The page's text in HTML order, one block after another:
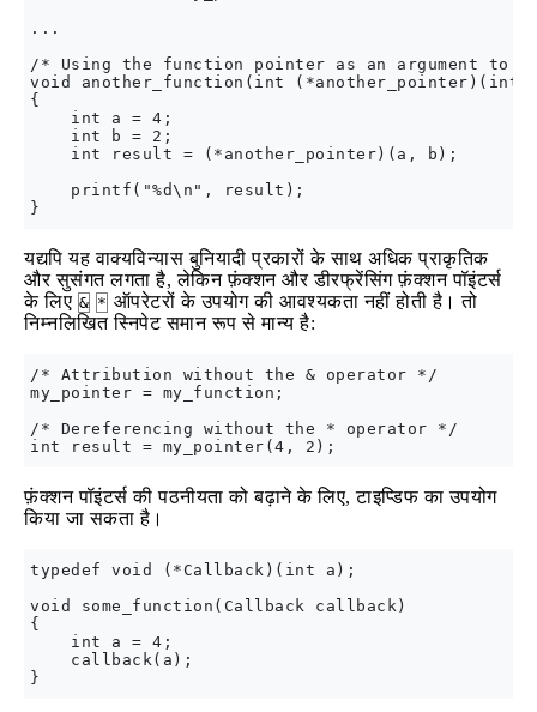
...
/* Using the function pointer as an argument to
void another_function(int
{
    int a = 4;
    int b = 2;
    int result = (*another_pointer)(a, b);
    printf("%d\n", result);
यद्यपि यह वाक्यविन्यास बुनियादी प्रकारों के साथ अधिक प्राकृतिक
और सुसंगत लगता है, लेकिन फ़ंक्शन और डीरफ्रेंसिंग फ़ंक्शन पॉइंटर्स
के लिए & * ऑपरेटरों के उपयोग की आवश्यकता नहीं होती है। तो
निम्नलिखित स्निपेट समान रूप से मान्य है:
/* Attribution without the & operator */
my_pointer = my_function;
/* Dereferencing without the * operator */
फ़ंक्शन पॉइंटर्स की पठनीयता को बढ़ाने के लिए, टाइप्डिफ का उपयोग
किया जा सकता है।
typedef void (*Callback)(int a);
void some_function(Callback callback)
{
    int a = 4;
    callback(a);